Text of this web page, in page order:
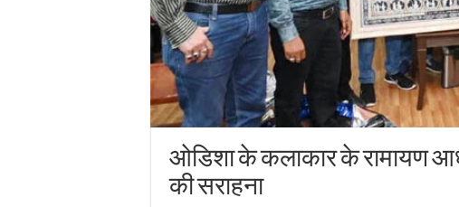
ओडिशा के कलाकार के रामायण
की सराहना